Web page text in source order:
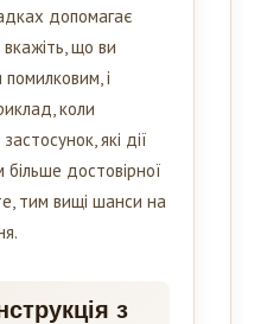
допомагає
вкажіть, що ви
і
коли
які дії
достовірної
тим вищі шанси на
з